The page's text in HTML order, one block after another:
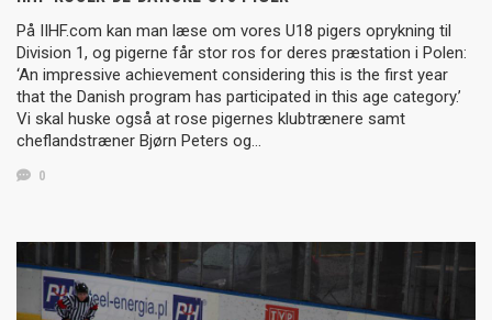
På IIHF.com kan man læse om vores U18 pigers oprykning til
Division 1, og pigerne får stor ros for deres præstation i Polen:
‘An impressive achievement considering this is the first year
that the Danish program has participated in this age category.’
Vi skal huske også at rose pigernes klubtrænere samt
cheflandstræner Bjørn Peters og…
0